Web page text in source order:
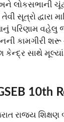
લોકસભાની
તેવી સૂત્રો
પરિણામ
કામગીરી
કેન્દ્ર સાથે
10th
રાજ્ય શિક્ષણ